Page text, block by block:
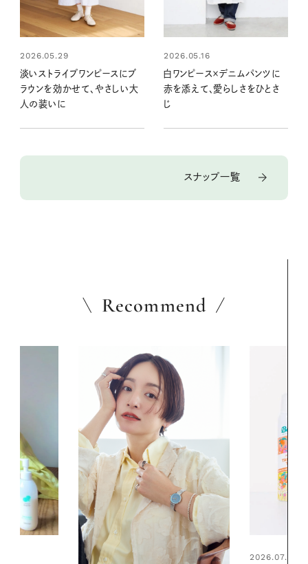
2026.05.29
淡いストライプワンピースにブ
ラウンを効かせて、やさしい大
人の装いに
2026.05.16
白ワンピース×デニムパンツに
赤を添えて、愛らしさをひとさ
じ
スナップ一覧
Recommend
2026.07.24 2026.06.01